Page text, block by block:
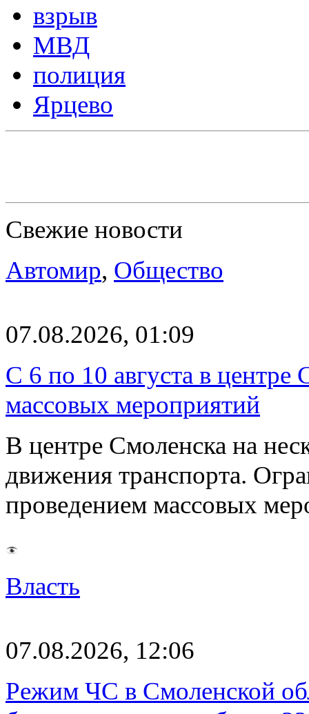
взрыв
МВД
полиция
Ярцево
Свежие новости
Автомир, Общество
07.08.2026, 01:09
С 6 по 10 августа в центре
массовых мероприятий
В центре Смоленска на
движения транспорта.
проведением массовых
Власть
07.08.2026, 12:06
Режим ЧС в Смоленской